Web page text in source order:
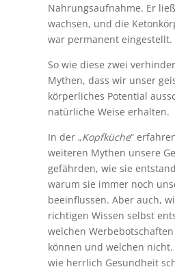
Nahrungsaufnahme. Er
wachsen, und die
war permanent eingestellt.
So wie diese zwei
Mythen, dass wir unser
körperliches Potential
natürliche Weise erhalten.
In der „Kopfküche“
weiteren Mythen unsere
gefährden, wie sie
warum sie immer noch
beeinflussen. Aber auch,
richtigen Wissen selbst
welchen
können und welchen
wie herrlich Gesundheit